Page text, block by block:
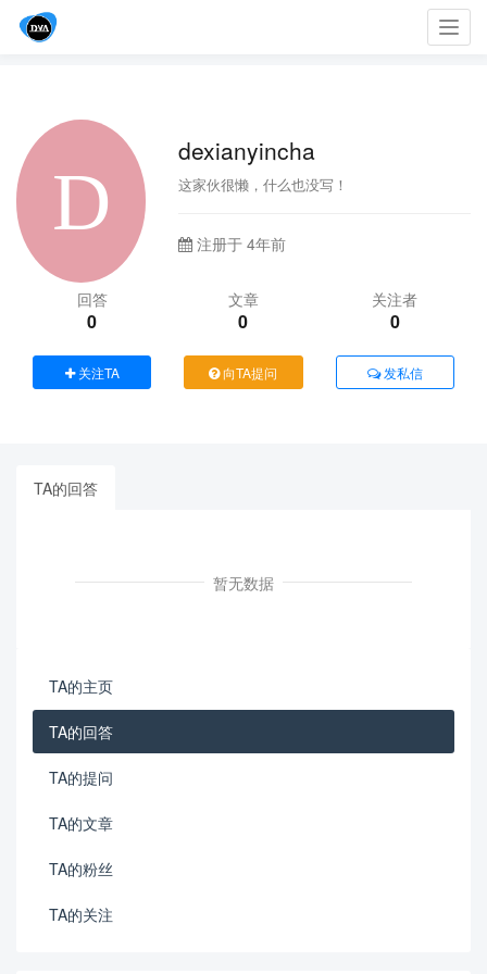
dexianyincha
这家伙很懒，什么也没写！
注册于 4年前
回答
0
文章
0
关注者
0
关注TA 向TA提问 发私信
TA的回答
暂无数据
TA的主页
TA的回答
TA的提问
TA的文章
TA的粉丝
TA的关注